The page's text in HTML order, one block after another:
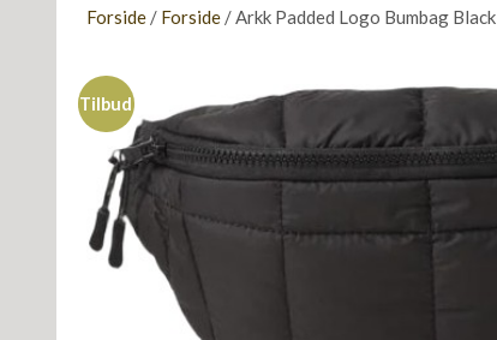
Forside / Forside / Arkk Padded Logo Bumbag Black
Tilbud